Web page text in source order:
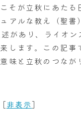
そが立秋にあたる
アルな教え（聖書
があり、ライオン
します。この記事
味と立秋のつなが
[非表示]